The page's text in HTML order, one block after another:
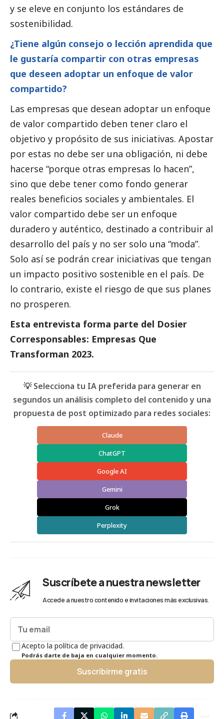
y se eleve en conjunto los estándares de
sostenibilidad.
¿Tiene algún consejo o lección aprendida que
le gustaría compartir con otras empresas
que deseen adoptar un enfoque de valor
compartido?
Las empresas que desean adoptar un enfoque
de valor compartido deben tener claro el
objetivo y propósito de sus iniciativas. Apostar
por estas no debe ser una obligación, ni debe
hacerse “porque otras empresas lo hacen”,
sino que debe tener como fondo generar
reales beneficios sociales y ambientales. El
valor compartido debe ser un enfoque
duradero y auténtico, destinado a contribuir al
desarrollo del país y no ser solo una “moda”.
Solo así se podrán crear iniciativas que tengan
un impacto positivo sostenible en el país. De
lo contrario, existe el riesgo de que sus planes
no prosperen.
Esta entrevista forma parte del Dosier
Corresponsables: Empresas Que
Transforman 2023.
💡 Selecciona tu IA preferida para generar en
segundos un análisis completo del contenido y una
propuesta de post optimizado para redes sociales:
Claude
ChatGPT
Google AI
Gemini
Grok
Perplexity
Suscríbete a nuestra newsletter
Accede a nuestro contenido e invitaciones más exclusivas.
Acepto la política de privacidad.
Podrás darte de baja en cualquier momento.
Suscribirme gratis